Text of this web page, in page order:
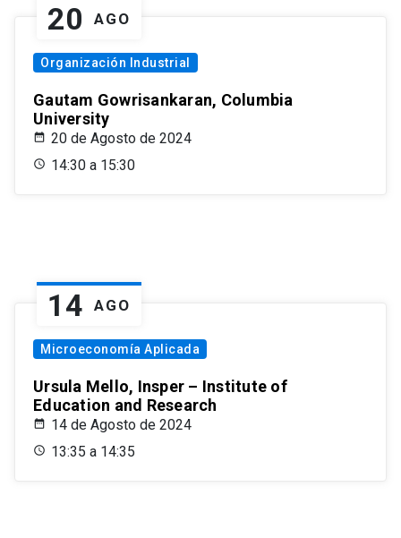
20 AGO
Organización Industrial
Gautam Gowrisankaran, Columbia
University
20 de Agosto de 2024
14:30 a 15:30
14 AGO
Microeconomía Aplicada
Ursula Mello, Insper – Institute of
Education and Research
14 de Agosto de 2024
13:35 a 14:35